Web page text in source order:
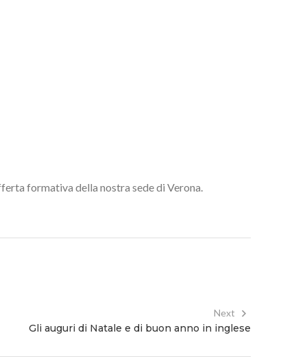
formativa della nostra sede di Verona.
Next
Gli auguri di Natale e di buon anno in inglese